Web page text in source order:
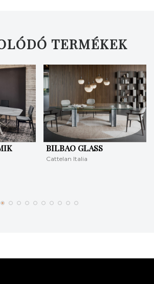
TERMÉKEK
BILBAO GLASS
Cattelan Italia